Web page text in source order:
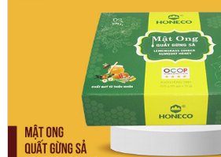
ĐĂNG NHẬP